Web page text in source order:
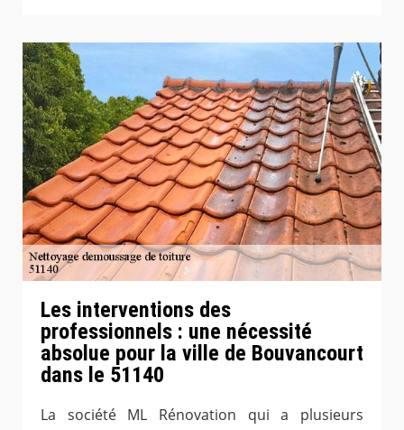
Les interventions des
professionnels : une nécessité
absolue pour la ville de Bouvancourt
dans le 51140
La société ML Rénovation qui a plusieurs